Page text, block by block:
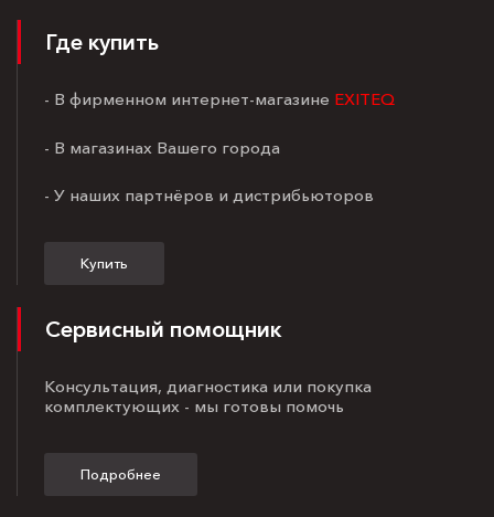
Где купить
- В фирменном интернет-магазине EXITEQ
- В магазинах Вашего города
- У наших партнёров и дистрибьюторов
Купить
Сервисный помощник
Консультация, диагностика или покупка
комплектующих - мы готовы помочь
Подробнее